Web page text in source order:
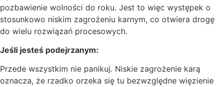
pozbawienie wolności do roku. Jest to więc występek o
stosunkowo niskim zagrożeniu karnym, co otwiera drogę
do wielu rozwiązań procesowych.
Jeśli jesteś podejrzanym:
Przede wszystkim nie panikuj. Niskie zagrożenie karą
oznacza, że rzadko orzeka się tu bezwzględne więzienie